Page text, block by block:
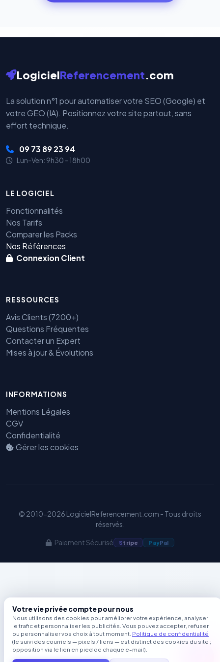
LogicielReferencement.com
La solution n°1 pour automatiser votre SEO (Google) et
votre GEO (IA). Positionnez votre site partout, sans
effort technique.
09 73 89 23 94
Lun-Ven: 9h30 - 18h00
LE LOGICIEL
Fonctionnalités
Nos Tarifs
Comparer les Packs
Nos Références
Connexion Client
RESSOURCES
Avis Clients (7200+)
Questions Fréquentes
Contacter un Expert
Mises à jour & Évolutions
INFORMATIONS
Mentions Légales
CGV
Confidentialité
Gérer les cookies
© 2010-2026 LogicielReferencement.com - Tous droits
réservés.
Paiement Sécurisé Stripe PayPal
Votre vie privée compte pour nous
Nous utilisons des cookies pour améliorer votre expérience, analyser
le trafic et personnaliser les publicités. Vous pouvez accepter, refuser
ou personnaliser vos choix à tout moment. Politique de confidentialité
(le suivi des courriels — pixels / liens — est distinct des cookies du site ;
opposition via le lien en pied de chaque e-mail).